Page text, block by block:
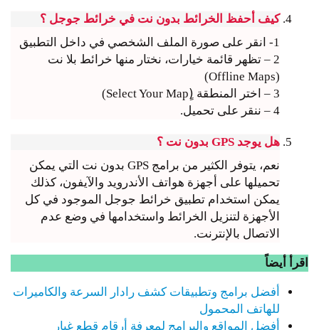
كيف أحفظ الخرائط بدون نت في خرائط جوجل ؟
1- انقر على صورة الملف الشخصي في داخل التطبيق
2 – تظهر قائمة خيارات، نختار منها خرائط بلا نت
(Offline Maps)
3 – اختر المنطقة (ٍSelect Your Map)
4 – ننقر على تحميل.
هل يوجد GPS بدون نت ؟
نعم، يتوفر الكثير من برامج GPS بدون نت التي يمكن
تحميلها على أجهزة هواتف الأندرويد والآيفون، كذلك
يمكن استخدام تطبيق خرائط جوجل الموجود في كل
الأجهزة لتنزيل الخرائط واستخدامها في وضع عدم
الاتصال بالإنترنت.
اقرأ أيضاً
أفضل برامج وتطبيقات كشف رادار السرعة والكاميرات
للهاتف المحمول
أفضل المواقع والبرامج لمعرفة أرقام قطع غيار